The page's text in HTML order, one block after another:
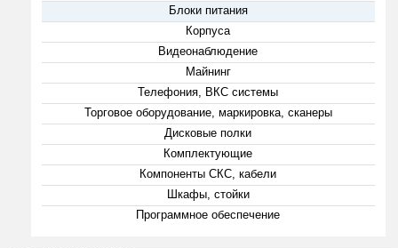
Блоки питания
Корпуса
Видеонаблюдение
Майнинг
Телефония, ВКС системы
Торговое оборудование, маркировка, сканеры
Дисковые полки
Комплектующие
Компоненты СКС, кабели
Шкафы, стойки
Программное обеспечение